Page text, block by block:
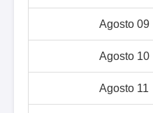
Agosto 09
Agosto 10
Agosto 11